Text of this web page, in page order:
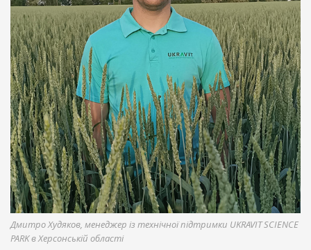
Дмитро Худяков, менеджер із технічної підтримки UKRAVIT SCIENCE
PARK в Херсонській області